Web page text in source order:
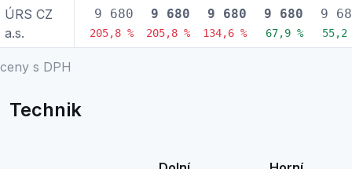
ceny s DPH
ÚRS CZ
a.s.
9 680
205,8 %
9 680
205,8 %
9 680
134,6 %
9 680
67,9 %
9
55,2
Technik